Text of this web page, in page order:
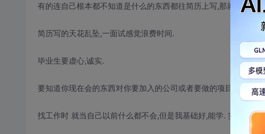
有的连自己根本都不知道是什么的东西都往简历上写,那就更要不
简历写的天花乱坠,一面试感觉浪费时间.
毕业生要虚心,诚实.
要知道你现在会的东西对你要加入的公司或者要做的项目那简直
找工作时 就当自己以前什么都不会,但是我基础好,能学. 实话说除